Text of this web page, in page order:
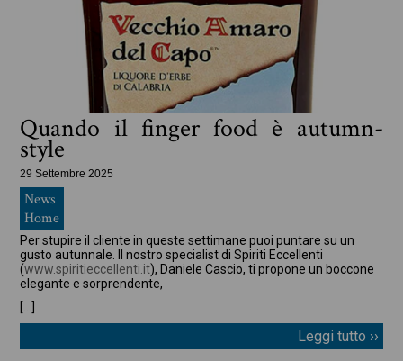
Quando il finger food è autumn-
style
29 Settembre 2025
News
Home
Per stupire il cliente in queste settimane puoi puntare su un
gusto autunnale. Il nostro specialist di Spiriti Eccellenti
(www.spiritieccellenti.it), Daniele Cascio, ti propone un boccone
elegante e sorprendente,
[…]
Leggi tutto ››